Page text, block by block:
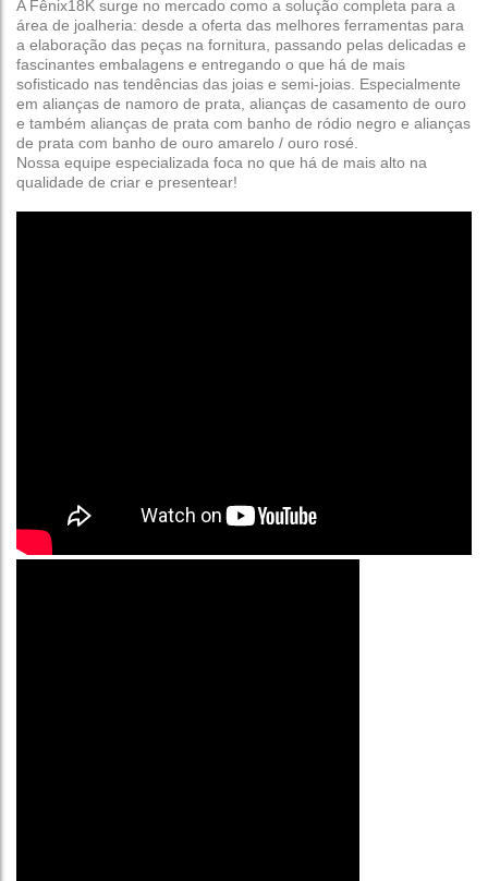
A Fênix18K surge no mercado como a solução completa para a
área de joalheria: desde a oferta das melhores ferramentas para
a elaboração das peças na fornitura, passando pelas delicadas e
fascinantes embalagens e entregando o que há de mais
sofisticado nas tendências das joias e semi-joias. Especialmente
em alianças de namoro de prata, alianças de casamento de ouro
e também alianças de prata com banho de ródio negro e alianças
de prata com banho de ouro amarelo / ouro rosé
Nossa equipe especializada foca no que há de mais alto na
qualidade de criar e presentear!